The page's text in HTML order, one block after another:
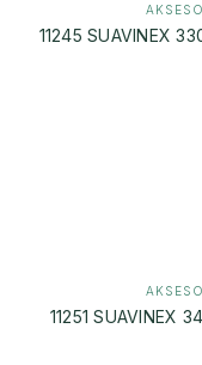
11245 SUAVINEX
11251 SUAVINEX